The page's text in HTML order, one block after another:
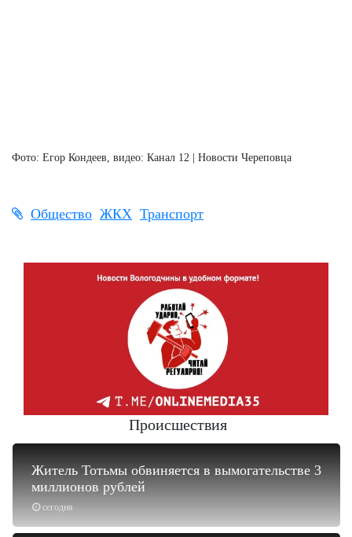
Фото: Егор Кондеев, видео: Канал 12 | Новости Череповца
Общество ЖКХ Транспорт
Происшествия
сегодня
Житель Тотьмы обвиняется в вымогательстве 3
миллионов рублей